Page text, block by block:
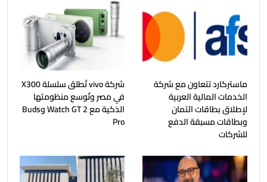
ماستركارد تتعاون مع شركة
الخدمات المالية العربية
لإطلاق بطاقات ائتمان
وبطاقات مسبقة الدفع
للشركات
شركة vivo تُطلق سلسلة X300
في مصر وتُوسع منظومتها
الذكية مع Watch GT 2 وBuds
Pro